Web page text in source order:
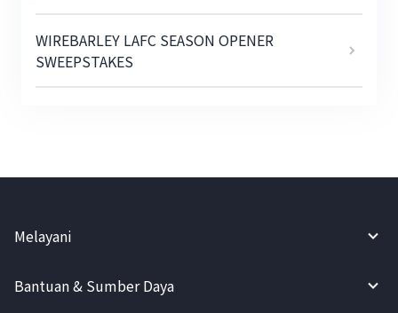
WIREBARLEY LAFC SEASON OPENER
SWEEPSTAKES
Melayani
Bantuan & Sumber Daya